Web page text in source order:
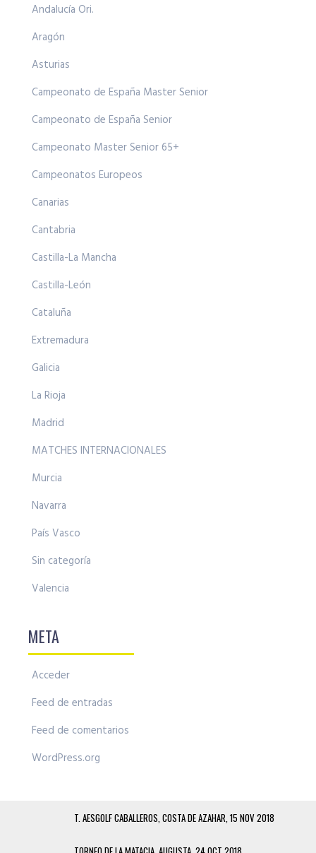
Andalucía Ori.
Aragón
Asturias
Campeonato de España Master Senior
Campeonato de España Senior
Campeonato Master Senior 65+
Campeonatos Europeos
Canarias
Cantabria
Castilla-La Mancha
Castilla-León
Cataluña
Extremadura
Galicia
La Rioja
Madrid
MATCHES INTERNACIONALES
Murcia
Navarra
País Vasco
Sin categoría
Valencia
META
Acceder
Feed de entradas
Feed de comentarios
WordPress.org
T. AESGOLF CABALLEROS, COSTA DE AZAHAR, 15 NOV 2018